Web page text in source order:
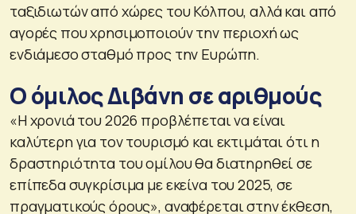
ταξιδιωτών από χώρες του Κόλπου, αλλά και από
αγορές που χρησιμοποιούν την περιοχή ως
ενδιάμεσο σταθμό προς την Ευρώπη.
Ο όμιλος Διβάνη σε αριθμούς
«Η χρονιά του 2026 προβλέπεται να είναι
καλύτερη για τον τουρισμό και εκτιμάται ότι η
δραστηριότητα του ομίλου θα διατηρηθεί σε
επίπεδα συγκρίσιμα με εκείνα του 2025, σε
πραγματικούς όρους», αναφέρεται στην έκθεση,